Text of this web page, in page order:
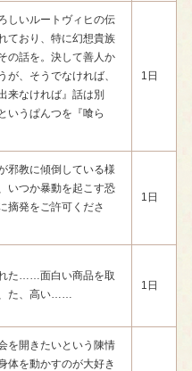
しいルートヴィヒの伝
ており、特に幻想貴族
の話を。決して善人か
が、そうでなければ、
来なければ』話は別
うぱんつを『喰ら
1日
教に傾倒している様
つか暴動を起こす恐
摘発をご許可くださ
1日
た……面白い商品を取
、た、高い……
1日
を開きたいという陳情
体を動かすのが大好き